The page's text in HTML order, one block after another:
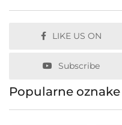
LIKE US ON
Subscribe
Popularne oznake